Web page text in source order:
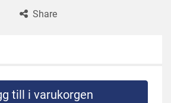
Share
till i varukorgen